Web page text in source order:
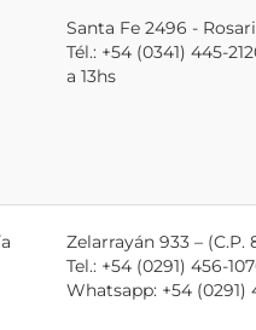
Santa Fe 2496 -
Tél.: +54 (0341) 445-
a 13hs
Zelarrayán 933 – (C.P.
Tel.: +54 (0291) 456-
Whatsapp: +54 (0291)